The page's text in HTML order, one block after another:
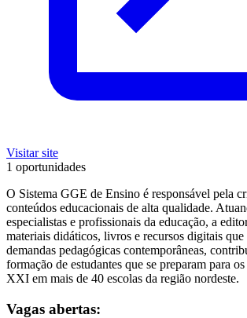
Visitar site
1 oportunidades
O Sistema GGE de Ensino é responsável pela
conteúdos educacionais de alta qualidade.
especialistas e profissionais da educação, a
materiais didáticos, livros e recursos digitais que
demandas pedagógicas contemporâneas,
formação de estudantes que se preparam para
XXI em mais de 40 escolas da região nordeste.
Vagas abertas: